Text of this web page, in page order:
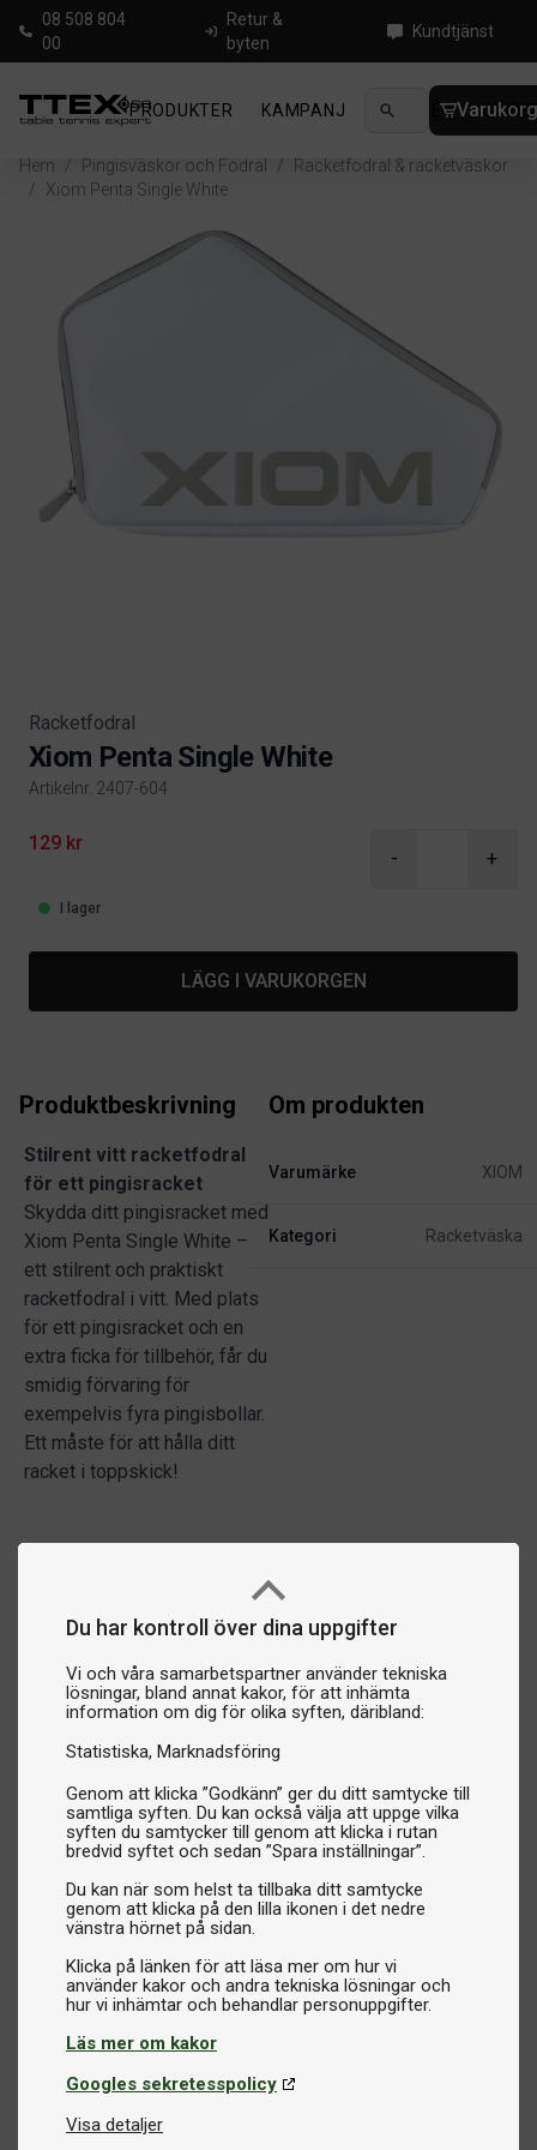
Du har kontroll över dina uppgifter
Vi och våra samarbetspartner använder tekniska
lösningar, bland annat kakor, för att inhämta
information om dig för olika syften, däribland:
Statistiska Marknadsföring
Genom att klicka ”Godkänn” ger du ditt samtycke till
samtliga syften. Du kan också välja att uppge vilka
syften du samtycker till genom att klicka i rutan
bredvid syftet och sedan ”Spara inställningar”.
Du kan när som helst ta tillbaka ditt samtycke
genom att klicka på den lilla ikonen i det nedre
vänstra hörnet på sidan.
Klicka på länken för att läsa mer om hur vi
använder kakor och andra tekniska lösningar och
Läs mer om kakor
Googles sekretesspolicy
Visa detaljer
08 508 804
00
Retur &
byten
Kundtjänst
PRODUKTER KAMPANJ NYHETER
Hem / Pingisväskor och Fodral /
Racketfodral & racketväskor
/
Xiom Penta Single White
Racketfodral
Xiom Penta Single White
Artikelnr. 2407-604
Product information
129 kr
- +
I lager
LÄGG I VARUKORGEN
Produktbeskrivning
Stilrent vitt racketfodral
för ett pingisracket
Skydda ditt pingisracket med
Xiom Penta Single White –
ett stilrent och praktiskt
racketfodral i vitt. Med plats
för ett pingisracket och en
extra ficka för tillbehör, får du
smidig förvaring för
exempelvis fyra pingisbollar.
Ett måste för att hålla ditt
racket i toppskick!
Om produkten
Varumärke XIOM
Kategori Racketväska